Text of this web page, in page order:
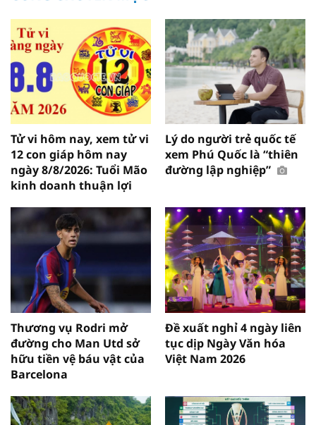
Tử vi hôm nay, xem tử vi
12 con giáp hôm nay
ngày 8/8/2026: Tuổi Mão
kinh doanh thuận lợi
Lý do người trẻ quốc tế
xem Phú Quốc là “thiên
đường lập nghiệp”
Thương vụ Rodri mở
đường cho Man Utd sở
hữu tiền vệ báu vật của
Barcelona
Đề xuất nghỉ 4 ngày liên
tục dịp Ngày Văn hóa
Việt Nam 2026